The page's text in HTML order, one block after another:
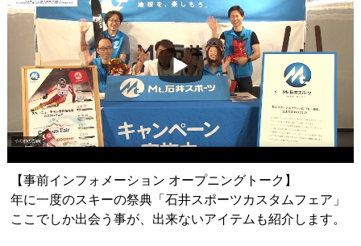
【事前インフォメーション オープニングトーク】
年に一度のスキーの祭典「石井スポーツカスタムフェア」
ここでしか出会う事が、出来ないアイテムも紹介します。